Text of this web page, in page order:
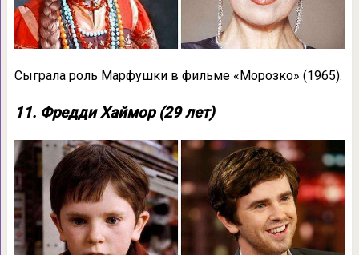
Сыграла роль Марфушки в фильме «Морозко» (1965).
11. Фредди Хаймор (29 лет)